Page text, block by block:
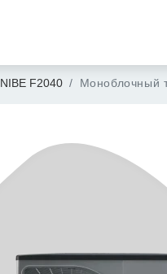
NIBE F2040 Моноблочный